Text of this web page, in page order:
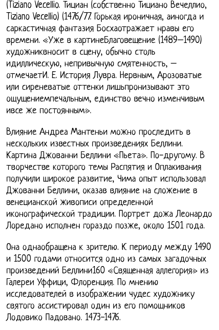
(Tiziano Vecellio. Тициан (собственно Тициано Вечеллио,
Tiziano Vecellio) (1476/77. Горькая ироничная, аиногда и
саркастичная фантазия Босхаотражает нравы его
времени. «Уже в картинеБлаговещение (1489–1490)
художниквносит в сцену, обычно столь
идиллическую, непривычную смятенность, –
отмечаетИ. Е. История Лувра. Нервным, Арозоватые
или сиреневатые оттенки лишьпронизывают это
ощущениемпечальным, единство вечно изменчивым
ивсе же постоянным».
Влияние Андреа Мантеньи можно проследить в
нескольких известных произведениях Беллини.
Картина Джованни Беллини «Пьета». По-другому. В
творчестве которого темы Распятия и Оплакивания
получили широкое развитие, Чима опыт использовал
Джованни Беллини, оказав влияние на сложение в
венецианской живописи определенной
иконографической традиции. Портрет дожа Леонардо
Лоредано исполнен гораздо позже, около 1501 года.
Она однаобращена к зрителю. К периоду между 1490
и 1500 годами относится одно из самых загадочных
произведений Беллини160 «Священная аллегория» из
Галереи Уффици, Флоренция. По мнению
исследователей в изображении чудес художнику
святого ассистировал один из его помощников
Лодовико Падовано. 1473-1476.